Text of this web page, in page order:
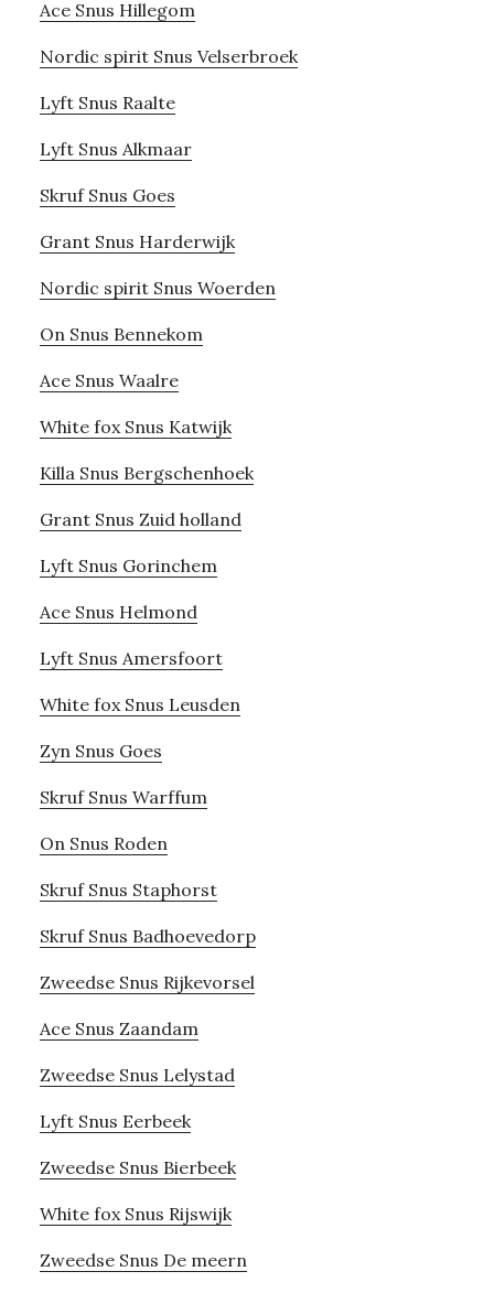
Ace Snus Hillegom
Nordic spirit Snus Velserbroek
Lyft Snus Raalte
Lyft Snus Alkmaar
Skruf Snus Goes
Grant Snus Harderwijk
Nordic spirit Snus Woerden
On Snus Bennekom
Ace Snus Waalre
White fox Snus Katwijk
Killa Snus Bergschenhoek
Grant Snus Zuid holland
Lyft Snus Gorinchem
Ace Snus Helmond
Lyft Snus Amersfoort
White fox Snus Leusden
Zyn Snus Goes
Skruf Snus Warffum
On Snus Roden
Skruf Snus Staphorst
Skruf Snus Badhoevedorp
Zweedse Snus Rijkevorsel
Ace Snus Zaandam
Zweedse Snus Lelystad
Lyft Snus Eerbeek
Zweedse Snus Bierbeek
White fox Snus Rijswijk
Zweedse Snus De meern